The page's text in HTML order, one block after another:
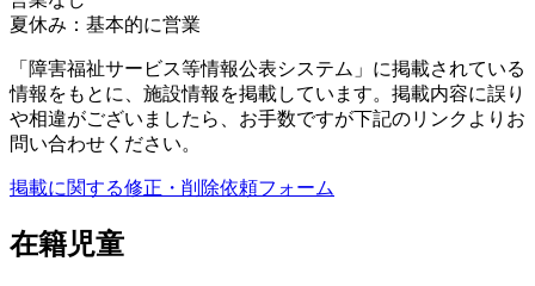
夏休み：基本的に営業
「障害福祉サービス等情報公表システム」に掲載されている
情報をもとに、施設情報を掲載しています。掲載内容に誤り
や相違がございましたら、お手数ですが下記のリンクよりお
問い合わせください。
掲載に関する修正・削除依頼フォーム
在籍児童